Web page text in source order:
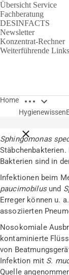
Übersicht Service
Fachberatung
DESINFACTS
Newsletter
Konzentrat-Rechner
Weiterführende Links
Home Breadcrumbs
Breadcrumbs
Hygienewissen
Sphingomonas
Bakterien sind in
Infektionen beim
paucimobilusund
Erreger können u.
assoziierten
Nosokomiale
kontaminierte
von
Infektion mit S.
Quelle